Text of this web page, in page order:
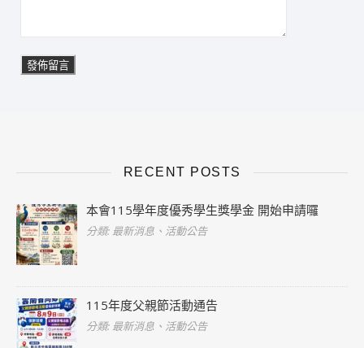
RECENT POSTS
本會115學年度優秀學生獎學金 開始申請囉
分類: 最新消息、活動公告
115年度父親節活動通告
分類: 最新消息、活動公告